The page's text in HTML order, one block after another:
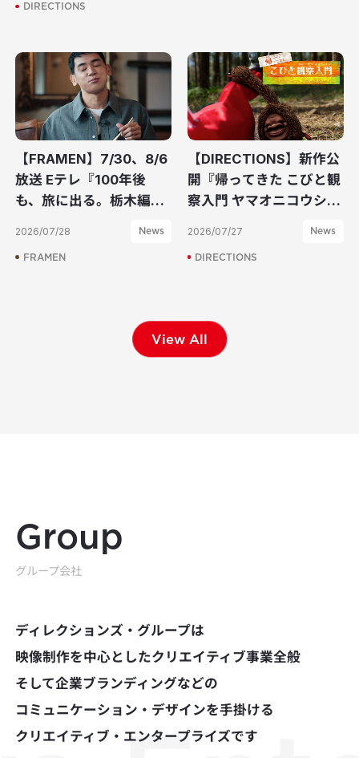
View All
DIRECTIONS
【FRAMEN】7/30、8/6
放送 Eテレ『100年後
も、旅に出る。栃木編』
2026/07/28 News
FRAMEN
【DIRECTIONS】新作公
開『帰ってきた こびと観
察入門 ヤマオニコウシ
2026/07/27 News
DIRECTIONS
Group
グループ会社
ディレクションズ・グループは
映像制作を中心としたクリエイティブ事業全般
そして企業ブランディングなどの
コミュニケーション・デザインを手掛ける
クリエイティブ・エンタープライズです